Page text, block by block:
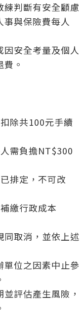
練判斷有安全顧慮
與保險費每人
安全考量及個人
。
除共100元手續
需負擔NT$300
排定，不可改
繳行政成本
同取消，並依上述
位之因素中止參
評估產生風險，